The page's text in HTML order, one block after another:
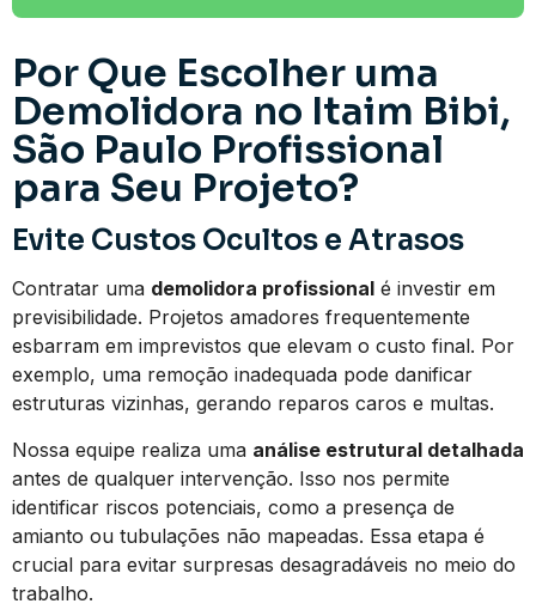
Por Que Escolher uma
Demolidora no Itaim Bibi,
São Paulo Profissional
para Seu Projeto?
Evite Custos Ocultos e Atrasos
Contratar uma demolidora profissional é investir em
previsibilidade. Projetos amadores frequentemente
esbarram em imprevistos que elevam o custo final. Por
exemplo, uma remoção inadequada pode danificar
estruturas vizinhas, gerando reparos caros e multas.
Nossa equipe realiza uma análise estrutural detalhada
antes de qualquer intervenção. Isso nos permite
identificar riscos potenciais, como a presença de
amianto ou tubulações não mapeadas. Essa etapa é
crucial para evitar surpresas desagradáveis no meio do
trabalho.